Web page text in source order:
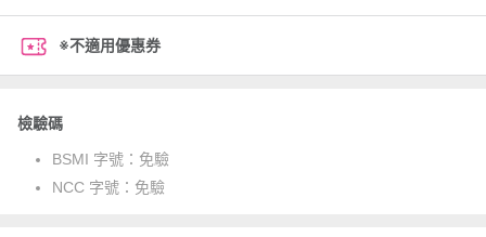
※不適用優惠券
檢驗碼
BSMI 字號： 免驗
NCC 字號： 免驗